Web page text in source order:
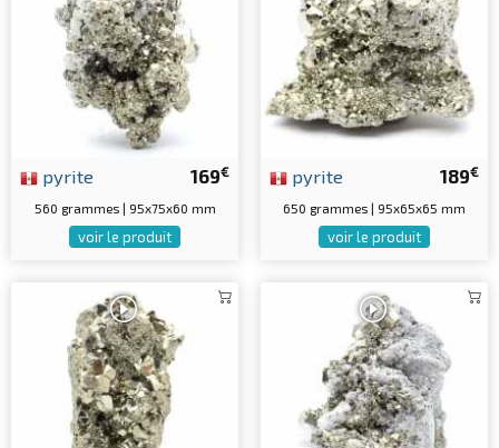
169€
pyrite
560 grammes | 95x75x60 mm
voir le produit
189€
pyrite
650 grammes | 95x65x65 mm
voir le produit